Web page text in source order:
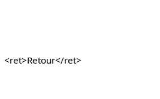
<ret>Retour</ret>